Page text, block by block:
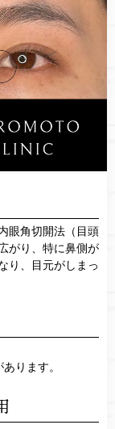
眼角切開法（目頭
がり、特に鼻側が
り、目元がしまっ
ります。